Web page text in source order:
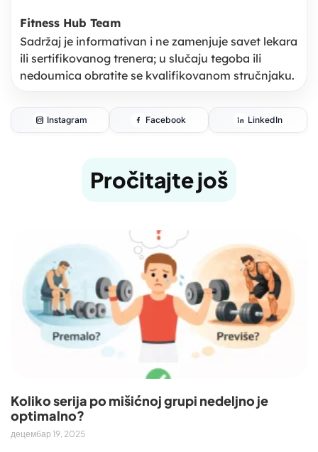
Fitness Hub Team
Sadržaj je informativan i ne zamenjuje savet lekara
ili sertifikovanog trenera; u slučaju tegoba ili
nedoumica obratite se kvalifikovanom stručnjaku.
Instagram Facebook LinkedIn
Pročitajte još
Koliko serija po mišićnoj grupi nedeljno je
optimalno?
децембар 19, 2025